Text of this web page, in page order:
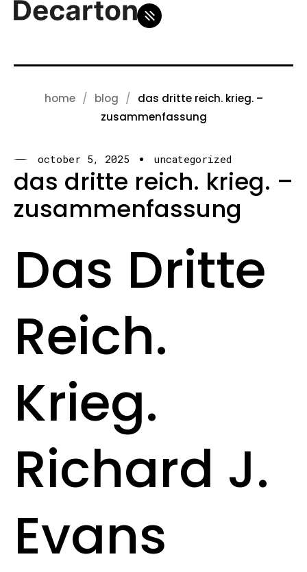
home blog
das dritte reich. krieg. –
zusammenfassung
october 5, 2025 uncategorized
das dritte reich. krieg. –
zusammenfassung
Das Dritte
Reich.
Krieg.
Richard J.
Evans